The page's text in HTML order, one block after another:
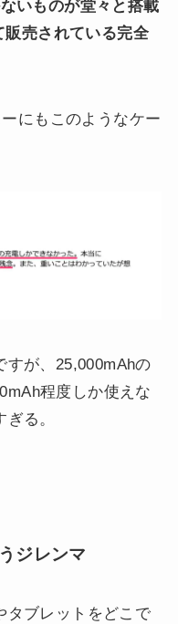
いものが堂々と搭載
売されている完全
にもこのようなケー
すが、25,000mAhの
程度しか使えな
る。
ジレンマ
タブレットをどこで